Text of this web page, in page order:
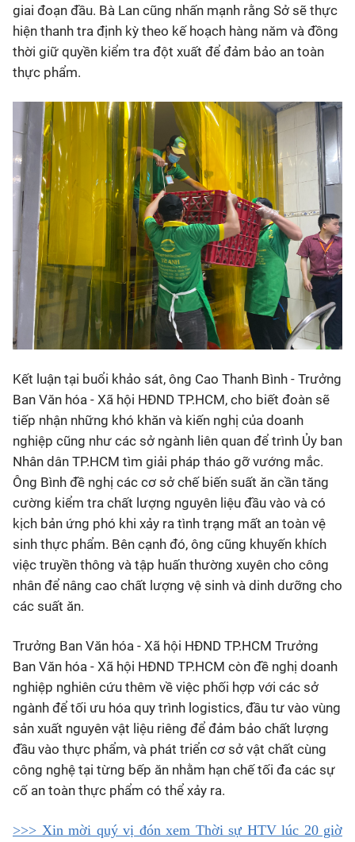
giai đoạn đầu. Bà Lan cũng nhấn mạnh rằng Sở sẽ thực
hiện thanh tra định kỳ theo kế hoạch hàng năm và đồng
thời giữ quyền kiểm tra đột xuất để đảm bảo an toàn
thực phẩm.
Kết luận tại buổi khảo sát, ông Cao Thanh Bình - Trưởng
Ban Văn hóa - Xã hội HĐND TP.HCM, cho biết đoàn sẽ
tiếp nhận những khó khăn và kiến nghị của doanh
nghiệp cũng như các sở ngành liên quan để trình Ủy ban
Nhân dân TP.HCM tìm giải pháp tháo gỡ vướng mắc.
Ông Bình đề nghị các cơ sở chế biến suất ăn cần tăng
cường kiểm tra chất lượng nguyên liệu đầu vào và có
kịch bản ứng phó khi xảy ra tình trạng mất an toàn vệ
sinh thực phẩm. Bên cạnh đó, ông cũng khuyến khích
việc truyền thông và tập huấn thường xuyên cho công
nhân để nâng cao chất lượng vệ sinh và dinh dưỡng cho
các suất ăn.
Trưởng Ban Văn hóa - Xã hội HĐND TP.HCM Trưởng
Ban Văn hóa - Xã hội HĐND TP.HCM còn đề nghị doanh
nghiệp nghiên cứu thêm về việc phối hợp với các sở
ngành để tối ưu hóa quy trình logistics, đầu tư vào vùng
sản xuất nguyên vật liệu riêng để đảm bảo chất lượng
đầu vào thực phẩm, và phát triển cơ sở vật chất cùng
công nghệ tại từng bếp ăn nhằm hạn chế tối đa các sự
cố an toàn thực phẩm có thể xảy ra.
>>> Xin mời quý vị đón xem Thời sự HTV lúc 20 giờ